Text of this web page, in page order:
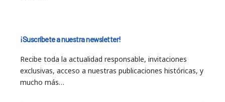
¡Suscríbete a nuestra newsletter!
Recibe toda la actualidad responsable, invitaciones
exclusivas, acceso a nuestras publicaciones históricas, y
mucho más…